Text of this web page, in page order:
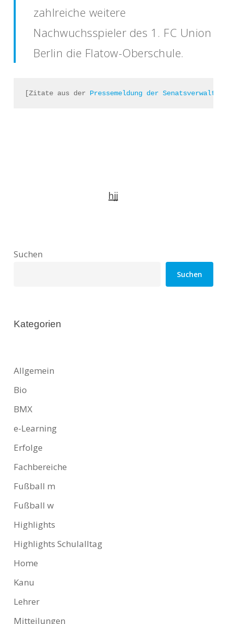
zahlreiche weitere
Nachwuchsspieler des 1. FC Union
Berlin die Flatow-Oberschule.
[Zitate aus der Pressemeldung der
hjj
Suchen
Suchen
Kategorien
Allgemein
Bio
BMX
e-Learning
Erfolge
Fachbereiche
Fußball m
Fußball w
Highlights
Highlights Schulalltag
Home
Kanu
Lehrer
Mitteilungen